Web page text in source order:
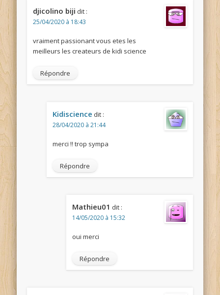
djicolino biji dit :
25/04/2020 à 18:43
vraiment passionant vous etes les
meilleurs les createurs de kidi science
Répondre
Kidiscience dit :
28/04/2020 à 21:44
merci !! trop sympa
Répondre
Mathieu01 dit :
14/05/2020 à 15:32
oui merci
Répondre